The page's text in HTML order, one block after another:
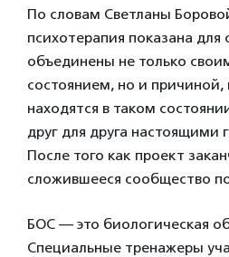
По словам Светланы
психотерапия показана для
объединены не только
состоянием, но и причиной,
находятся в таком
друг для друга настоящими
После того как проект
сложившееся сообщество
БОС — это биологическая
Специальные тренажеры